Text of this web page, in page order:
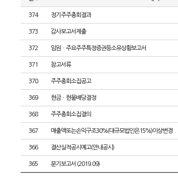
374 정기주주총회결과
373 감사보고서제출
372 임원ㆍ주요주주특정증권등소유상황보고서
371 참고서류
370 주주총회소집공고
369 현금ㆍ현물배당결정
368 주주총회소집결의
367 매출액또는손익구조30%(대규모법인은15%)이상변경
366 결산실적공시예고(안내공시)
365 분기보고서 (2019.09)